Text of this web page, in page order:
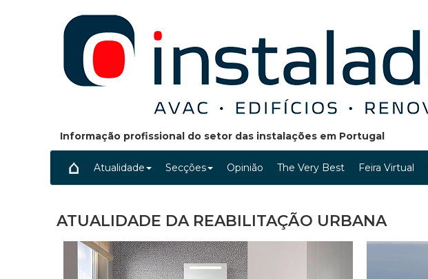
Informação profissional do setor das instalações em Portugal
Atualidade Secções Opinião The Very Best Feira Virtual
ATUALIDADE DA REABILITAÇÃO URBANA